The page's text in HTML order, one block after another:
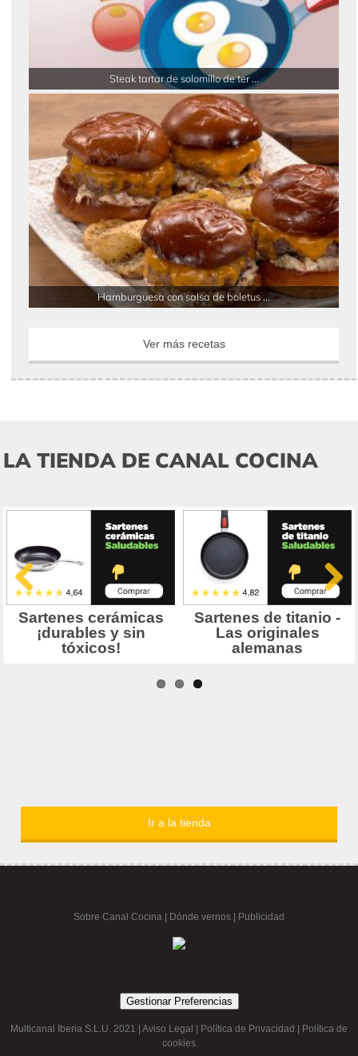
Steak tartar de solomillo de ter ...
Hamburguesa con salsa de boletus ...
Ver más recetas
LA TIENDA DE CANAL COCINA
Ir a la tienda
Sobre Canal Cocina Dónde vernos | Publicidad
Gestionar Preferencias
Multicanal Iberia S.L.U. 2021 | Aviso Legal Política de Privacidad
Política de
cookies